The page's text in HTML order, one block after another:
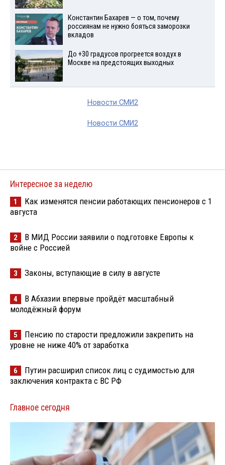
Константин Бахарев — о том, почему
россиянам не нужно бояться заморозки
вкладов
До +30 градусов прогреется воздух в
Москве на предстоящих выходных
Новости СМИ2
Новости СМИ2
Интересное за неделю
1
Как изменятся пенсии работающих пенсионеров с 1
августа
2
В МИД России заявили о подготовке Европы к
войне с Россией
3 Законы, вступающие в силу в августе
4
В Абхазии впервые пройдёт масштабный
молодёжный форум
5
Пенсию по старости предложили закрепить на
уровне не ниже 40% от заработка
6
Путин расширил список лиц с судимостью для
заключения контракта с ВС РФ
Главное сегодня